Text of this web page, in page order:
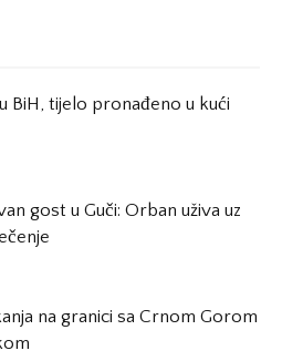
BiH, tijelo pronađeno u kući
gost u Guči: Orban uživa uz
na granici sa Crnom Gorom